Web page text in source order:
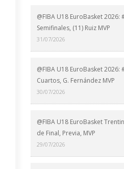
@FIBA U18 EuroBasket 2026:
Semifinales, (11) Ruiz MVP
31/07/2026
@FIBA U18 EuroBasket 2026:
Cuartos, G. Fernández MVP
30/07/2026
@FIBA U18 EuroBasket
de Final, Previa, MVP
29/07/2026